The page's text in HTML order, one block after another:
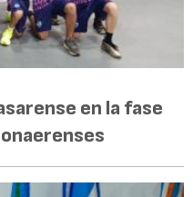
en la fase